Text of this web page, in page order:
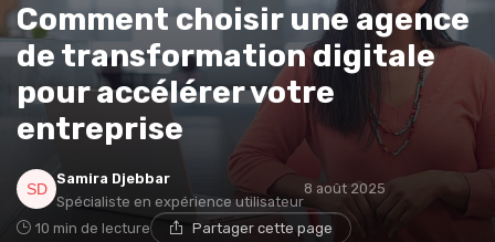
Comment choisir une agence
de transformation digitale
pour accélérer votre
entreprise
Samira Djebbar
Spécialiste en expérience utilisateur
8 août 2025
10 min de lecture Partager cette page